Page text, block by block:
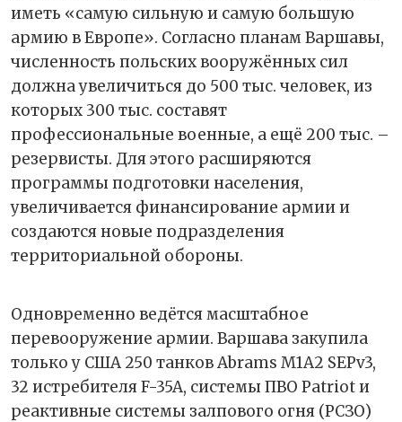
иметь «самую сильную и самую большую
армию в Европе». Согласно планам Варшавы,
численность польских вооружённых сил
должна увеличиться до 500 тыс. человек, из
которых 300 тыс. составят
профессиональные военные, а ещё 200 тыс. –
резервисты. Для этого расширяются
программы подготовки населения,
увеличивается финансирование армии и
создаются новые подразделения
территориальной обороны.
Одновременно ведётся масштабное
перевооружение армии. Варшава закупила
только у США 250 танков Abrams M1A2 SEPv3,
32 истребителя F-35A, системы ПВО Patriot и
реактивные системы залпового огня (РСЗО)